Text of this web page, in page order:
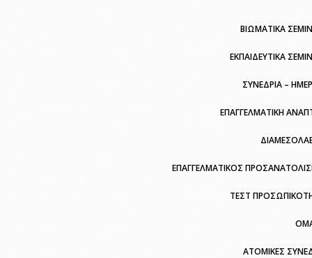
ΒΙΩΜΑΤΙΚΑ
ΕΚΠΑΙΔΕΥΤΙΚΑ
ΣΥΝΕΔΡΙΑ –
ΕΠΑΓΓΕΛΜΑΤΙΚΗ
ΕΠΑΓΓΕΛΜΑΤΙΚΟΣ
ΤΕΣΤ
ΑΤΟΜΙΚΕΣ